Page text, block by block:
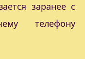
заранее с
телефону